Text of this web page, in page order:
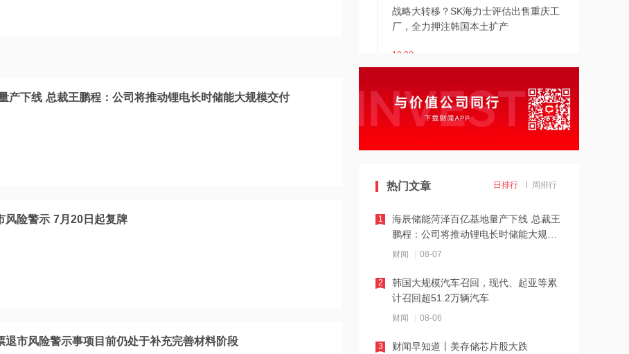
产下线 总裁王鹏程：公司将推动锂电长时储能大规模交付
风险警示 7月20日起复牌
退市风险警示事项目前仍处于补充完善材料阶段
战略大转移？SK海力士评估出售重庆工
厂，全力押注韩国本土扩产
10:38
宁波机场即将停航，江浙沪一带受台
10:37
伊朗总统称与美谈判过程中从未让步
板相关ETF
10:34
北京购房政策调整！非京籍家庭购房社
保个税缴纳年限下调为一年
10:33
宇树科技王兴兴：人形机器人距离工业
场景规模化部署仍需时间
热门文章 日排行 周排行
海辰储能菏泽百亿基地量产下线 总裁王
鹏程：公司将推动锂电长时储能大规模
交付
财闻 08-07
1
韩国大规模汽车召回，现代、起亚等累
计召回超51.2万辆汽车
财闻 08-06
2
财闻早知道丨美存储芯片股大跌
3